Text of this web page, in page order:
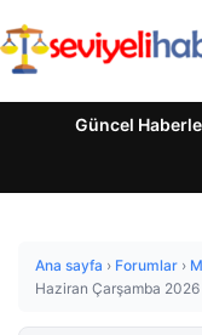
Güncel
Ana sayfa › Forumlar ›
Haziran Çarşamba